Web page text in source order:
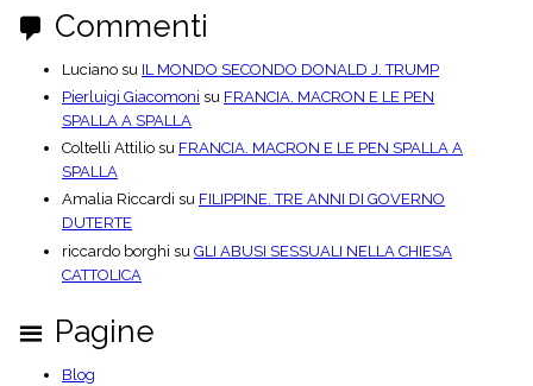
Commenti
Luciano su IL MONDO SECONDO DONALD J. TRUMP
Pierluigi Giacomoni su FRANCIA. MACRON E LE PEN
SPALLA A SPALLA
Coltelli Attilio su FRANCIA. MACRON E LE PEN SPALLA A
SPALLA
Amalia Riccardi su FILIPPINE. TRE ANNI DI GOVERNO
DUTERTE
riccardo borghi su GLI ABUSI SESSUALI NELLA CHIESA
CATTOLICA
Pagine
Blog